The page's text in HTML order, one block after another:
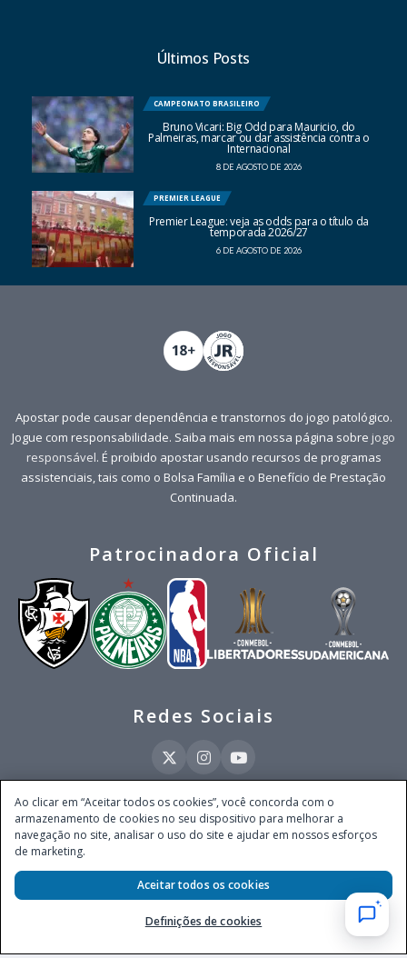
Últimos Posts
CAMPEONATO BRASILEIRO
Bruno Vicari: Big Odd para Mauricio, do
Palmeiras, marcar ou dar assistência contra o
Internacional
8 DE AGOSTO DE 2026
PREMIER LEAGUE
Premier League: veja as odds para o título da
temporada 2026/27
6 DE AGOSTO DE 2026
Apostar pode causar dependência e transtornos do jogo patológico.
Jogue com responsabilidade. Saiba mais em nossa página sobre jogo
responsável. É proibido apostar usando recursos de programas
assistenciais, tais como o Bolsa Família e o Benefício de Prestação
Continuada.
Patrocinadora Oficial
Redes Sociais
Este site é operado pela Ventmear Brasil LTDA (CNPJ 52.868.380/0001-84), com
endereço na Avenida Brigadeiro Faria Lima, nº 4.055, 3º andar, Itaim Bibi, no
Município de São Paulo, Estado de São Paulo, CEP 04538-133, Brasil - empresa
autorizada a operar apostas de quota fixa em todo território nacional pela
Secretaria de Prêmios e Apostas do Ministério da Fazenda, conforme Portaria nº
247, de 07.02.2025, publicada no DOU em 11.2.2025.
Ao clicar em “Aceitar todos os cookies”, você concorda com o
armazenamento de cookies no seu dispositivo para melhorar a
navegação no site, analisar o uso do site e ajudar em nossos esforços
de marketing.
Definições de cookies
Aceitar todos os cookies